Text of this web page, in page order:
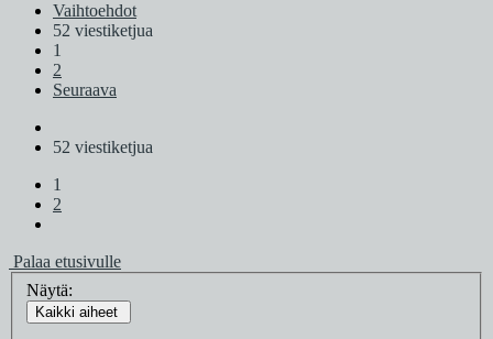
Vaihtoehdot
52 viestiketjua
1
2
Seuraava
52 viestiketjua
1
2
Palaa etusivulle
Näytä:
Kaikki aiheet